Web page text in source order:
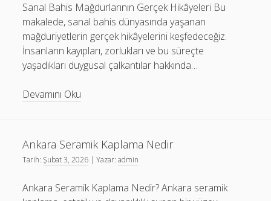
Sanal Bahis Mağdurlarının Gerçek Hikâyeleri Bu
makalede, sanal bahis dünyasında yaşanan
mağduriyetlerin gerçek hikâyelerini keşfedeceğiz.
İnsanların kayıpları, zorlukları ve bu süreçte
yaşadıkları duygusal çalkantılar hakkında…
Devamını Oku
Gercek
Hikâyeleri
Ankara Seramik Kaplama Nedir
Tarih:Şubat 3, 2026 | Yazar:admin
Ankara Seramik Kaplama Nedir? Ankara seramik